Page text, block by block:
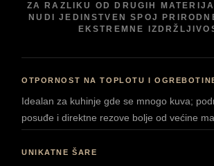
ZA RAZLIKU OD DRUGIH
NUDI JEDINSTVEN SPOJ
EKSTREMNE
OTPORNOST NA TOPLOTU I
Idealan za kuhinje gde se mnogo kuva;
posuđe i direktne rezove bolje od većine
UNIKATNE ŠARE